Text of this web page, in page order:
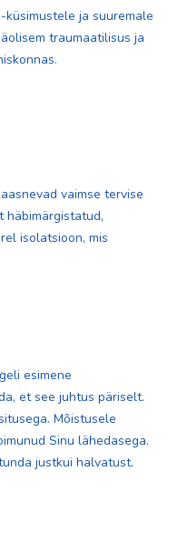
ja suuremale
traumaatilisus ja
vaimse tervise
häbimärgistatud,
isolatsioon, mis
esimene
et see juhtus päriselt.
Mõistusele
Sinu lähedasega.
justkui halvatust.